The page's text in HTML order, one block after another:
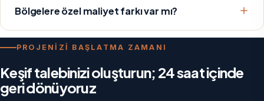
Bölgelere özel maliyet farkı var mı?
PROJENİZİ BAŞLATMA ZAMANI
Keşif talebinizi oluşturun; 24 saat içinde
geri dönüyoruz